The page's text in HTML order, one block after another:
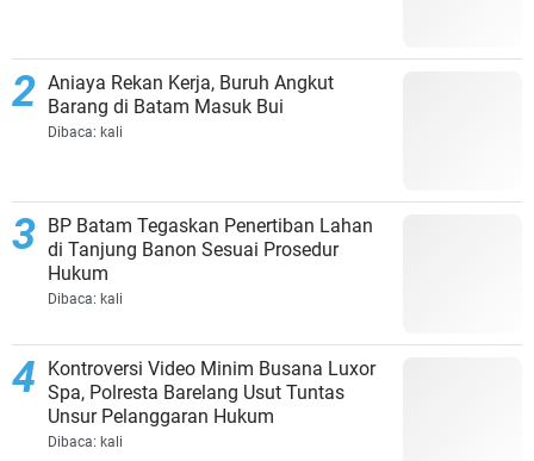
Aniaya Rekan Kerja, Buruh Angkut
Barang di Batam Masuk Bui
Dibaca: kali
BP Batam Tegaskan Penertiban Lahan
di Tanjung Banon Sesuai Prosedur
Hukum
Dibaca: kali
Kontroversi Video Minim Busana Luxor
Spa, Polresta Barelang Usut Tuntas
Unsur Pelanggaran Hukum
Dibaca: kali